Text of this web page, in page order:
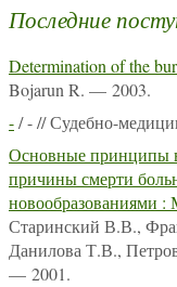
Последние
Determination of the
Bojarun R. — 2003.
-/ - // Судебно-
Основные принципы
причины смерти
новообразованиями :
Старинский В.В.,
Данилова Т.В.,
— 2001.